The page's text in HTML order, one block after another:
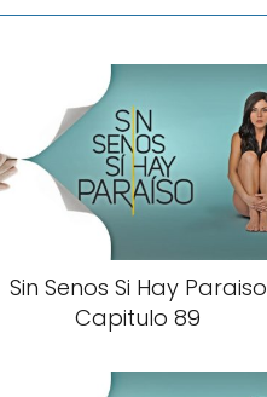
Sin Senos Si Hay Paraiso
Capitulo 89